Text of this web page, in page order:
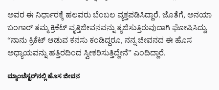
ಅವರ ಈ ನಿರ್ಧಾರಕ್ಕೆ ಹಲವರು ಬೆಂಬಲ ವ್ಯಕ್ತಪಡಿಸಿದ್ದಾರೆ. ಜೊತೆಗೆ, ಅನಯಾ
ಬಂಗಾರ್ ತಮ್ಮ ಕ್ರಿಕೆಟ್ ವೃತ್ತಿಜೀವನವನ್ನು ತ್ಯಜಿಸುತ್ತಿರುವುದಾಗಿ ಘೋಷಿಸಿದ್ದು,
“ನಾನು ಕ್ರಿಕೆಟ್ ಆಡುವ ಕನಸು ಕಂಡಿದ್ದರೂ, ನನ್ನ ಜೀವನದ ಈ ಹೊಸ
ಅಧ್ಯಾಯವನ್ನು ಹತ್ತಿರದಿಂದ ಸ್ವೀಕರಿಸುತ್ತಿದ್ದೇನೆ” ಎಂದಿದ್ದಾರೆ.
ಮ್ಯಾಂಚೆಸ್ಟರ್‌ನಲ್ಲಿ ಹೊಸ ಜೀವನ